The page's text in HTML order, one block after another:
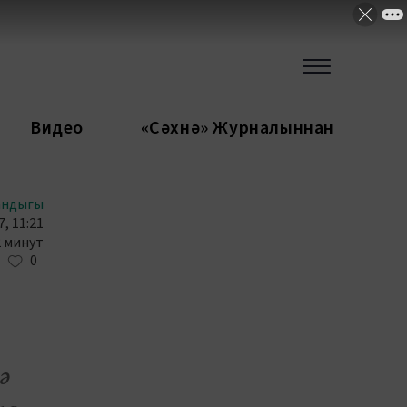
Видео «Сәхнә» Журналыннан
11:21
минут
0